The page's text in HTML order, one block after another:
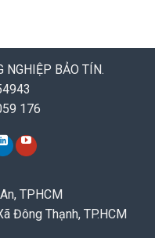
NGHIỆP BẢO TÍN.
176
TPHCM
Đông Thạnh, TP.HCM